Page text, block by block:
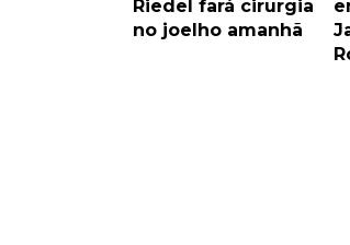
Riedel fará cirurgia
no joelho amanhã